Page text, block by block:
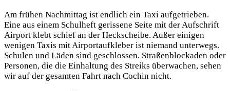
Am frühen Nachmittag ist endlich ein Taxi aufgetrieben.
Eine aus einem Schulheft gerissene Seite mit der Aufschrift
Airport klebt schief an der Heckscheibe. Außer einigen
wenigen Taxis mit Airportaufkleber ist niemand unterwegs.
Schulen und Läden sind geschlossen. Straßenblockaden oder
Personen, die die Einhaltung des Streiks überwachen, sehen
wir auf der gesamten Fahrt nach Cochin nicht.